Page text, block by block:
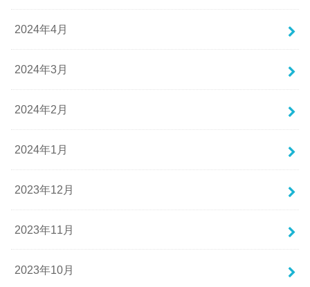
2024年4月
2024年3月
2024年2月
2024年1月
2023年12月
2023年11月
2023年10月